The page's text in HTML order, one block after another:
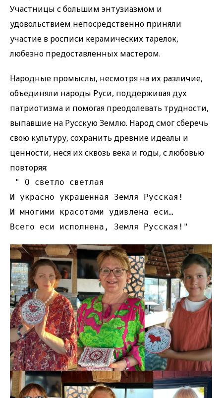
Участницы с большим энтузиазмом и
удовольствием непосредственно приняли
участие в росписи керамических тарелок,
любезно предоставленных мастером.
Народные промыслы, несмотря на их различие,
объединяли народы Руси, поддерживая дух
патриотизма и помогая преодолевать трудности,
выпавшие на Русскую Землю. Народ смог сберечь
свою культуру, сохранить древние идеалы и
ценности, неся их сквозь века и годы, с любовью
повторяя:
И украсно украшенная Земля Русская!
И многими красотами удивлена еси…
Всего еси исполнена, Земля Русская!"